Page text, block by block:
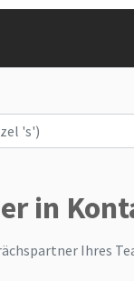
in
Ihres